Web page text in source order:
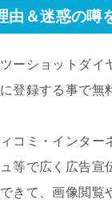
由＆迷惑の噂
ーショットダイ
登録する事で無
コミ・インター
等で広く広告宣
きて、画像閲覧